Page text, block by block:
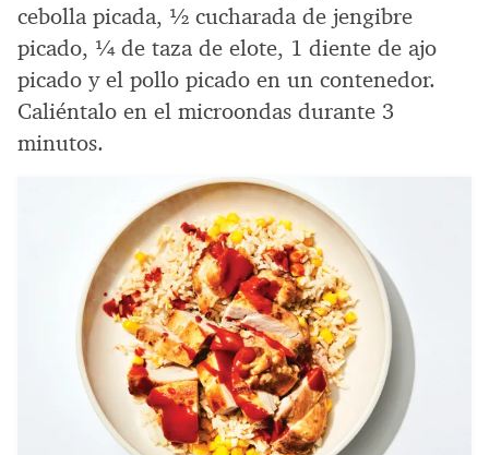
cebolla picada, ½ cucharada de jengibre
picado, ¼ de taza de elote, 1 diente de ajo
picado y el pollo picado en un contenedor.
Caliéntalo en el microondas durante 3
minutos.